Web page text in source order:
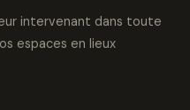
intervenant dans toute
espaces en lieux